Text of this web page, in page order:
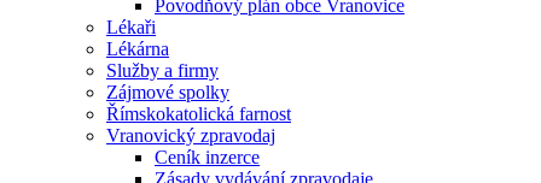
Povodňový plán obce Vranovice
Lékaři
Lékárna
Služby a firmy
Zájmové spolky
Římskokatolická farnost
Vranovický zpravodaj
Ceník inzerce
Zásady vydávání zpravodaje